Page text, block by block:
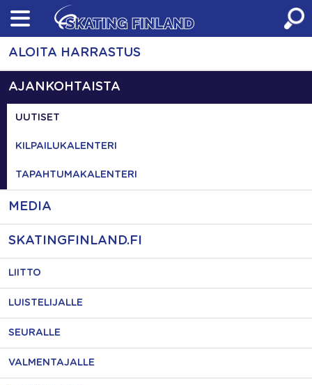
Skip
content
ALOITA HARRASTUS
AJANKOHTAISTA
UUTISET
KILPAILUKALENTERI
TAPAHTUMAKALENTERI
MEDIA
SKATINGFINLAND.FI
LIITTO
LUISTELIJALLE
SEURALLE
VALMENTAJALLE